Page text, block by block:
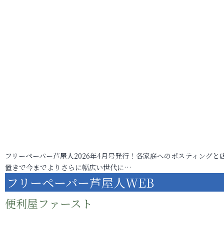
フリーペーパー芦屋人2026年4月号発行！各家庭へのポスティングと
置きで今までよりさらに幅広い世代に…
フリーペーパー芦屋人WEB
便利屋ファースト